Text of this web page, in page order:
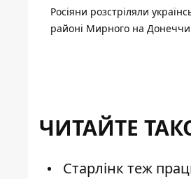
Росіяни розстріляли
районі Мирного на
ЧИТАЙТЕ
Старлінк теж